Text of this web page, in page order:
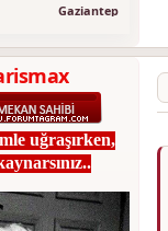
Gaziantep
uğraşırken,